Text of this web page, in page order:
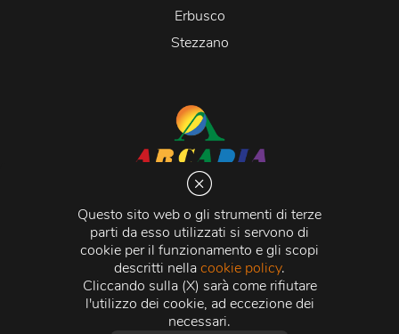
Questo sito web o gli strumenti di terze
parti da esso utilizzati si servono di
cookie per il funzionamento e gli scopi
descritti nellacookie policy.
Cliccando sulla (X) sarà come rifiutare
l'utilizzo dei cookie, ad eccezione dei
necessari.
Erbusco
Stezzano
Via Martiri della Libertà 20066 Melzo (MI)
C.C.I.A.A. - R.E.A di Milano n. 1427910
Registro delle Imprese di Milano n. 338392 -
Fiscale e Partita Iva11015840157 | Capitale Sociale
500.000,00 i.v.
Credits:Crea Informatica S.r.l. 2026 © Tutti i diritti
riservati.